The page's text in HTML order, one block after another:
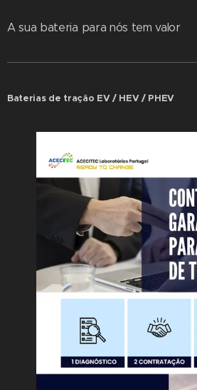
A sua bateria para nós tem valor
Baterias de tração EV / HEV / PHEV